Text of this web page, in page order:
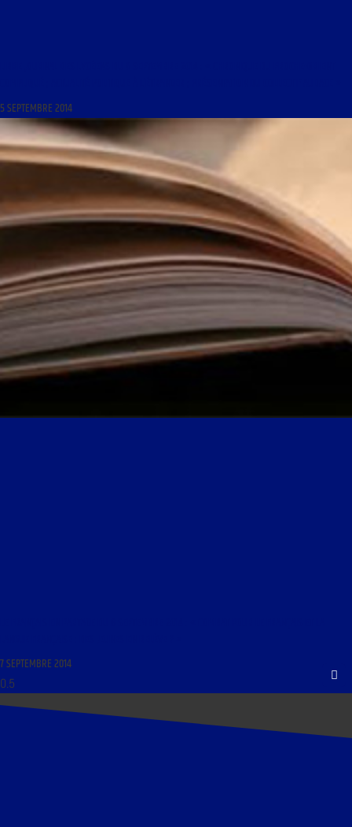
5 SEPTEMBRE 2014
7 SEPTEMBRE 2014